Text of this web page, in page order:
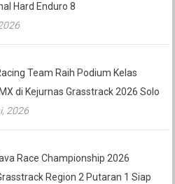
Hard Enduro 8
Team Raih Podium Kelas
di Kejurnas Grasstrack 2026 Solo
2026
Race Championship 2026
Region 2 Putaran 1 Siap